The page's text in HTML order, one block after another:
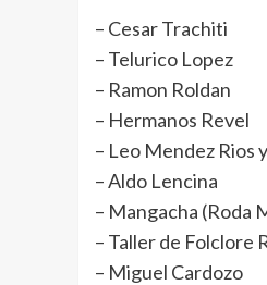
– Cesar Trachiti
– Telurico Lopez
– Ramon Roldan
– Hermanos Revel
– Leo Mendez Rios
– Aldo Lencina
– Mangacha (Roda
– Taller de Folclore
– Miguel Cardozo